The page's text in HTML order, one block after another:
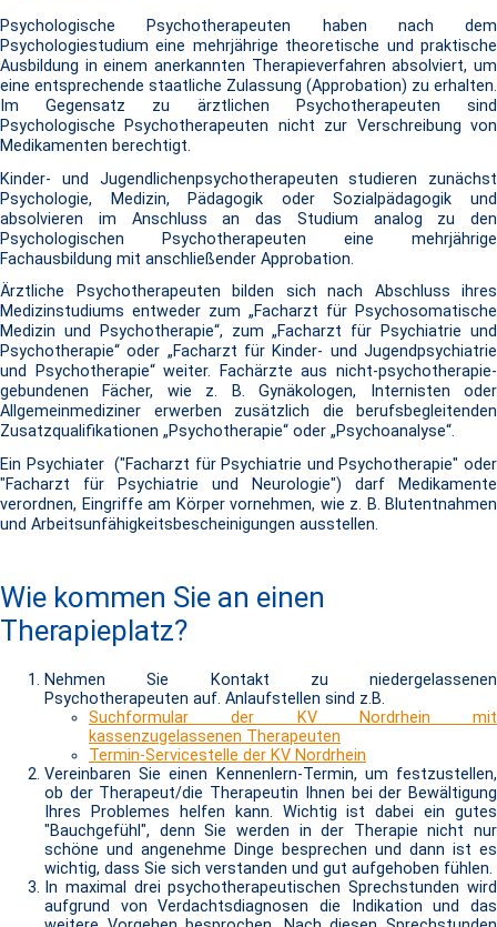
Psychologische Psychotherapeuten haben nach dem
Psychologiestudium eine mehrjährige theoretische und praktische
Ausbildung in einem anerkannten Therapieverfahren absolviert, um
eine entsprechende staatliche Zulassung (Approbation) zu erhalten.
Im Gegensatz zu ärztlichen Psychotherapeuten sind
Psychologische Psychotherapeuten nicht zur Verschreibung von
Medikamenten berechtigt.
Kinder- und Jugendlichenpsychotherapeuten studieren zunächst
Psychologie, Medizin, Pädagogik oder Sozialpädagogik und
absolvieren im Anschluss an das Studium analog zu den
Psychologischen Psychotherapeuten eine mehrjährige
Fachausbildung mit anschließender Approbation.
Ärztliche Psychotherapeuten bilden sich nach Abschluss ihres
Medizinstudiums entweder zum „Facharzt für Psychosomatische
Medizin und Psychotherapie“, zum „Facharzt für Psychiatrie und
Psychotherapie“ oder „Facharzt für Kinder- und Jugendpsychiatrie
und Psychotherapie“ weiter. Fachärzte aus nicht-psychotherapie-
gebundenen Fächer, wie z. B. Gynäkologen, Internisten oder
Allgemeinmediziner erwerben zusätzlich die berufsbegleitenden
Zusatzqualifikationen „Psychotherapie“ oder „Psychoanalyse“.
Ein Psychiater ("Facharzt für Psychiatrie und Psychotherapie" oder
"Facharzt für Psychiatrie und Neurologie") darf Medikamente
verordnen, Eingriffe am Körper vornehmen, wie z. B. Blutentnahmen
und Arbeitsunfähigkeitsbescheinigungen ausstellen.
Wie kommen Sie an einen
Therapieplatz?
Nehmen Sie Kontakt zu niedergelassenen
Psychotherapeuten auf. Anlaufstellen sind z.B.
Suchformular der KV Nordrhein mit
kassenzugelassenen Therapeuten
Termin-Servicestelle der KV Nordrhein
Vereinbaren Sie einen Kennenlern-Termin, um festzustellen,
ob der Therapeut/die Therapeutin Ihnen bei der Bewältigung
Ihres Problemes helfen kann. Wichtig ist dabei ein gutes
"Bauchgefühl", denn Sie werden in der Therapie nicht nur
schöne und angenehme Dinge besprechen und dann ist es
wichtig, dass Sie sich verstanden und gut aufgehoben fühlen.
In maximal drei psychotherapeutischen Sprechstunden wird
aufgrund von Verdachtsdiagnosen die Indikation und das